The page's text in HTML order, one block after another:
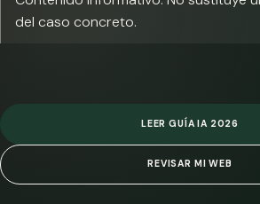
del caso concreto.
LEER GUÍA IA 2026
REVISAR MI WEB